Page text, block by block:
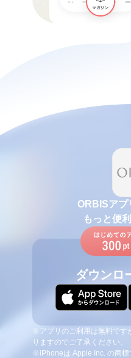
ORBISアプ
もっと便
ダウンロ
※アプリのご利用は無料です
りますのでご了承ください。
※iPhoneは Apple Inc. の商標